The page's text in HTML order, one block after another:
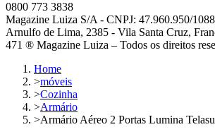
0800 773 3838
Magazine Luiza S/A - CNPJ: 47.960.950/
Arnulfo de Lima, 2385 - Vila Santa Cruz,
471 ® Magazine Luiza – Todos os direitos
Home
>móveis
>Cozinha
>Armário
>Armário Aéreo 2 Portas Lumina